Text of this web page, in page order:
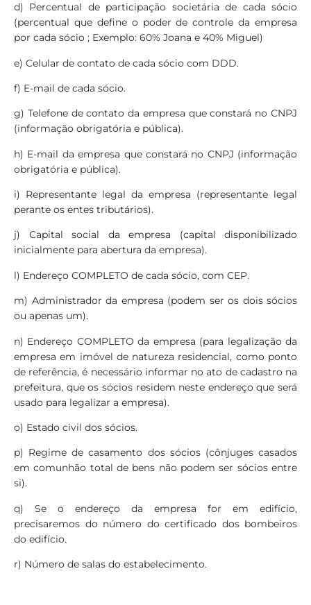
d) Percentual de participação societária de cada sócio
(percentual que define o poder de controle da empresa
por cada sócio ; Exemplo: 60% Joana e 40% Miguel)
e) Celular de contato de cada sócio com DDD.
f) E-mail de cada sócio.
g) Telefone de contato da empresa que constará no CNPJ
(informação obrigatória e pública).
h) E-mail da empresa que constará no CNPJ (informação
obrigatória e pública).
i) Representante legal da empresa (representante legal
perante os entes tributários).
j) Capital social da empresa (capital disponibilizado
inicialmente para abertura da empresa).
l) Endereço COMPLETO de cada sócio, com CEP.
m) Administrador da empresa (podem ser os dois sócios
ou apenas um).
n) Endereço COMPLETO da empresa (para legalização da
empresa em imóvel de natureza residencial, como ponto
de referência, é necessário informar no ato de cadastro na
prefeitura, que os sócios residem neste endereço que será
usado para legalizar a empresa).
o) Estado civil dos sócios.
p) Regime de casamento dos sócios (cônjuges casados
em comunhão total de bens não podem ser sócios entre
si).
q) Se o endereço da empresa for em edifício,
precisaremos do número do certificado dos bombeiros
do edifício.
r) Número de salas do estabelecimento.